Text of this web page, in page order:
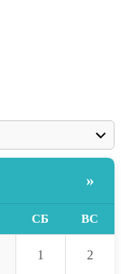
»
СБ ВС
1 2